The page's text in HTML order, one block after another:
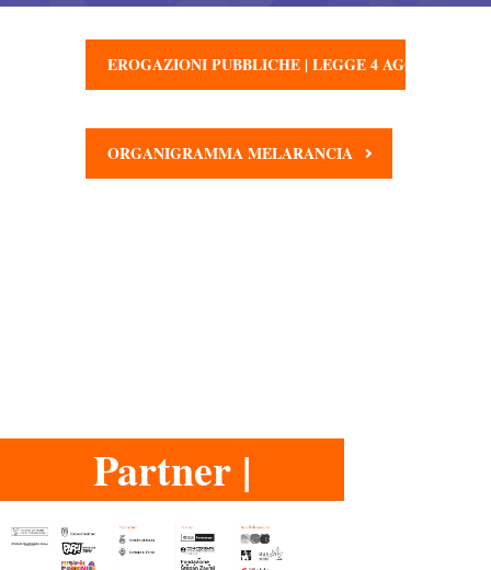
EROGAZIONI PUBBLICHE | LEGGE 4 AGOSTO 2017
ORGANIGRAMMA MELARANCIA
Partner |